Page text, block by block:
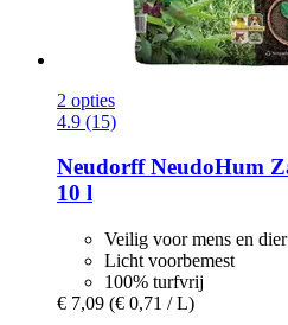
2 opties
4.9 (15)
NeudorffNeudoHum
10 l
Veilig voor mens en dier
Licht voorbemest
100% turfvrij
€ 7,09 (€ 0,71 / L)